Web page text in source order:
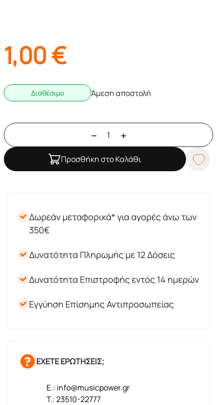
1,00€
Διαθέσιμο Άμεση αποστολή
Προσθήκη στο Καλάθι
Δωρεάν μεταφορικά* για αγορές άνω των
350€
Δυνατότητα Πληρωμής με 12 Δόσεις
Δυνατότητα Επιστροφής εντός 14 ημερών
Εγγύηση Επίσημης Αντιπροσωπείας
ΕΧΕΤΕ ΕΡΩΤΗΣΕΙΣ;
E.: info@musicpower.gr
T.: 23510-22777